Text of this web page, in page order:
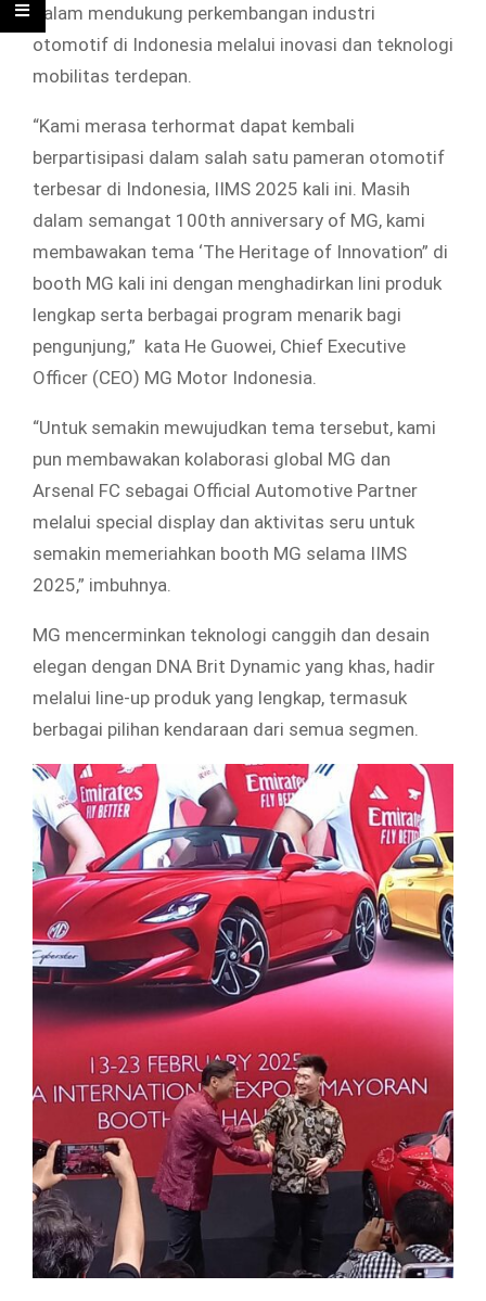
dalam mendukung perkembangan industri
otomotif di Indonesia melalui inovasi dan teknologi
mobilitas terdepan.
“Kami merasa terhormat dapat kembali
berpartisipasi dalam salah satu pameran otomotif
terbesar di Indonesia, IIMS 2025 kali ini. Masih
dalam semangat 100th anniversary of MG, kami
membawakan tema ‘The Heritage of Innovation” di
booth MG kali ini dengan menghadirkan lini produk
lengkap serta berbagai program menarik bagi
pengunjung,” kata He Guowei, Chief Executive
Officer (CEO) MG Motor Indonesia.
“Untuk semakin mewujudkan tema tersebut, kami
pun membawakan kolaborasi global MG dan
Arsenal FC sebagai Official Automotive Partner
melalui special display dan aktivitas seru untuk
semakin memeriahkan booth MG selama IIMS
2025,” imbuhnya.
MG mencerminkan teknologi canggih dan desain
elegan dengan DNA Brit Dynamic yang khas, hadir
melalui line-up produk yang lengkap, termasuk
berbagai pilihan kendaraan dari semua segmen.